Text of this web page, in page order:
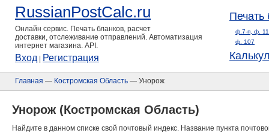
RussianPostCalc.ru
Онлайн сервис. Печать бланков, расчет
доставки, отслеживание отправлений. Автоматизация
интернет магазина. API.
Вход Регистрация
Печать
ф.7-п, ф.
ф. 107
Главная — Костромская Область — Унорож
Унорож (Костромская Область)
Найдите в данном списке свой почтовый индекс. Название пункта